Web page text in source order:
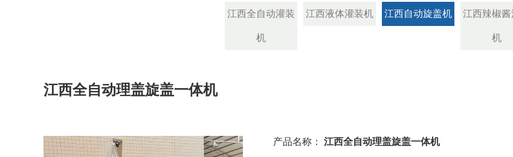
江西全自动灌装
机
江西液体灌装机 江西自动旋盖机 江西辣椒酱
机
江西全自动理盖旋盖一体机
产品名称： 江西全自动理盖旋盖一体机